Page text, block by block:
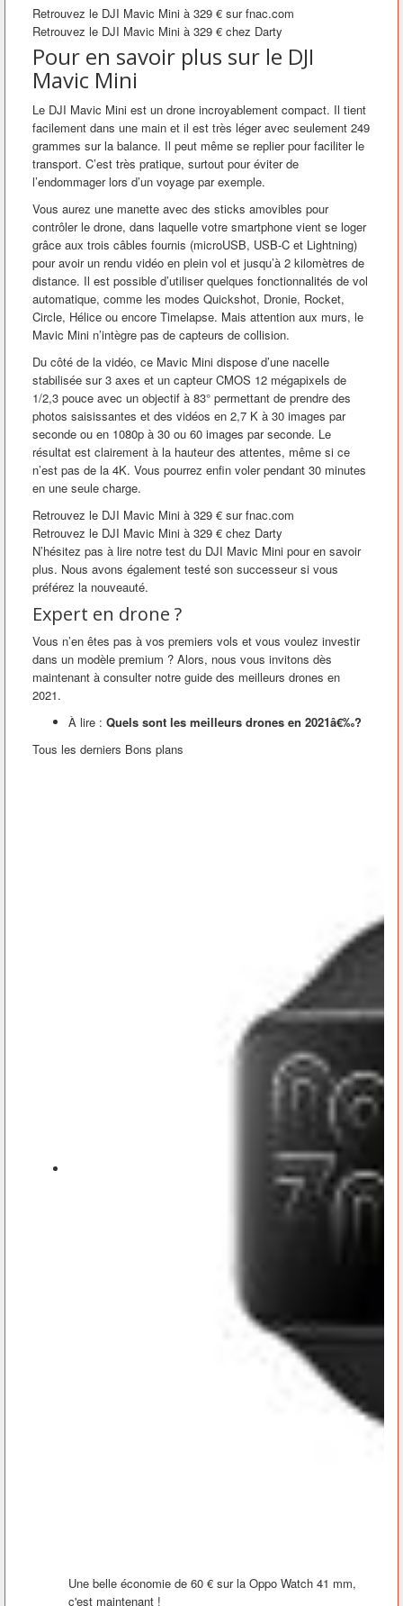
Retrouvez le DJI Mavic Mini à 329 € sur fnac.com
Retrouvez le DJI Mavic Mini à 329 € chez Darty
Pour en savoir plus sur le DJI
Mavic Mini
Le DJI Mavic Mini est un drone incroyablement compact. Il tient
facilement dans une main et il est très léger avec seulement 249
grammes sur la balance. Il peut même se replier pour faciliter le
transport. C’est très pratique, surtout pour éviter de
l’endommager lors d’un voyage par exemple.
Vous aurez une manette avec des sticks amovibles pour
contrôler le drone, dans laquelle votre smartphone vient se loger
grâce aux trois câbles fournis (microUSB, USB-C et Lightning)
pour avoir un rendu vidéo en plein vol et jusqu’à 2 kilomètres de
distance. Il est possible d’utiliser quelques fonctionnalités de vol
automatique, comme les modes Quickshot, Dronie, Rocket,
Circle, Hélice ou encore Timelapse. Mais attention aux murs, le
Mavic Mini n’intègre pas de capteurs de collision.
Du côté de la vidéo, ce Mavic Mini dispose d’une nacelle
stabilisée sur 3 axes et un capteur CMOS 12 mégapixels de
1/2,3 pouce avec un objectif à 83° permettant de prendre des
photos saisissantes et des vidéos en 2,7 K à 30 images par
seconde ou en 1080p à 30 ou 60 images par seconde. Le
résultat est clairement à la hauteur des attentes, même si ce
n’est pas de la 4K. Vous pourrez enfin voler pendant 30 minutes
en une seule charge.
Retrouvez le DJI Mavic Mini à 329 € sur fnac.com
Retrouvez le DJI Mavic Mini à 329 € chez Darty
N’hésitez pas à lire notre test du DJI Mavic Mini pour en savoir
plus. Nous avons également testé son successeur si vous
préférez la nouveauté.
Expert en drone ?
Vous n’en êtes pas à vos premiers vols et vous voulez investir
dans un modèle premium ? Alors, nous vous invitons dès
maintenant à consulter notre guide des meilleurs drones en
2021.
À lire : Quels sont les meilleurs drones en 2021â€‰?
Tous les derniers Bons plans
Une belle économie de 60 € sur la Oppo Watch 41 mm,
c'est maintenant !